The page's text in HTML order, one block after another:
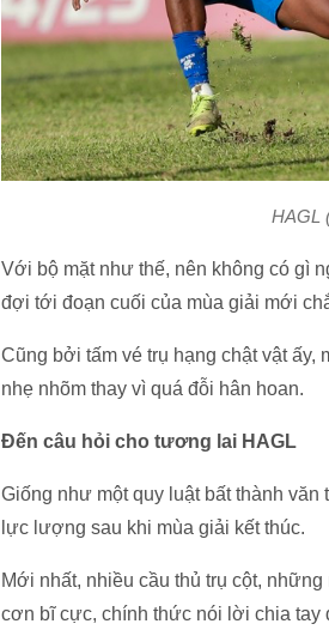
HAGL
Với bộ mặt như thế, nên không có gì
đợi tới đoạn cuối của mùa giải mới
Cũng bởi tấm vé trụ hạng chật vật
nhẹ nhõm thay vì quá đỗi hân hoan.
Đến câu hỏi cho tương lai HAGL
Giống như một quy luật bất thành
lực lượng sau khi mùa giải kết thúc.
Mới nhất, nhiều cầu thủ trụ cột,
cơn bĩ cực, chính thức nói lời chia tay